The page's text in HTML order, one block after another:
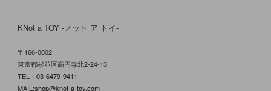
KNot a TOY -ノット ア トイ-
〒166-0002
東京都杉並区高円寺北2-24-13
TEL： 03-6479-9411
MAIL:shop@knot-a-toy.com